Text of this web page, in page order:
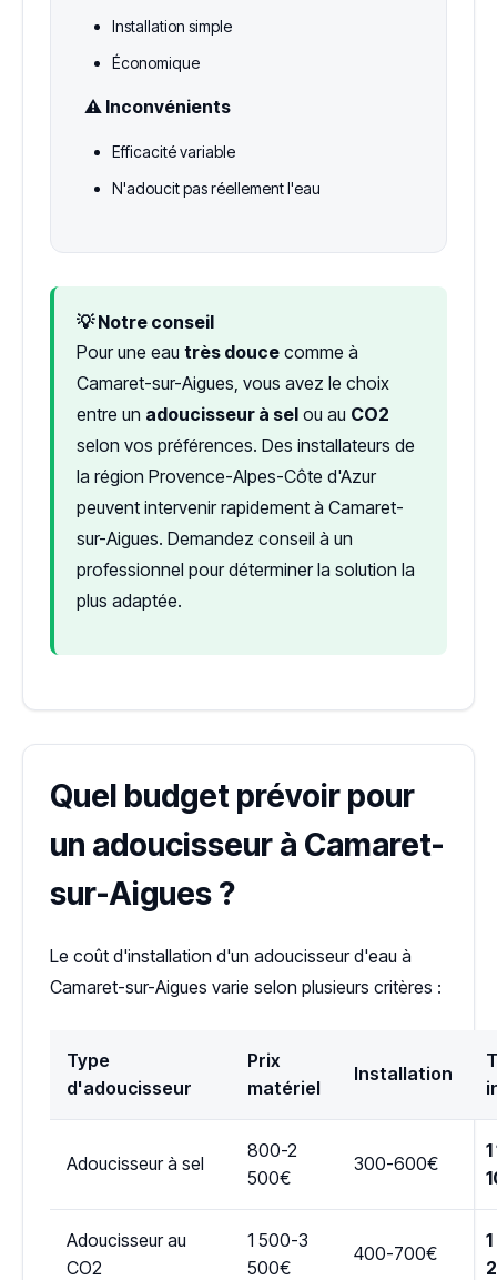
Installation simple
Économique
⚠️ Inconvénients
Efficacité variable
N'adoucit pas réellement l'eau
💡 Notre conseil
Pour une eau très douce comme à
Camaret-sur-Aigues, vous avez le choix
entre un adoucisseur à sel ou au CO2
selon vos préférences. Des installateurs de
la région Provence-Alpes-Côte d'Azur
peuvent intervenir rapidement à Camaret-
sur-Aigues. Demandez conseil à un
professionnel pour déterminer la solution la
plus adaptée.
Quel budget prévoir pour
un adoucisseur à Camaret-
sur-Aigues ?
Le coût d'installation d'un adoucisseur d'eau à
Camaret-sur-Aigues varie selon plusieurs critères :
Type
d'adoucisseur
Prix
matériel
Installation
Adoucisseur à sel
800-2
500€
300-600€
Adoucisseur au
CO2
1 500-3
500€
400-700€